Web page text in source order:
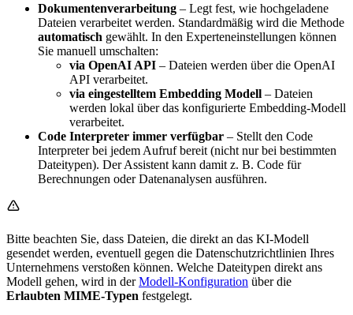
Dokumentenverarbeitung – Legt fest, wie hochgeladene
Dateien verarbeitet werden. Standardmäßig wird die Methode
automatisch gewählt. In den Experteneinstellungen können
Sie manuell umschalten:
via OpenAI API – Dateien werden über die OpenAI
API verarbeitet.
via eingestelltem Embedding Modell – Dateien
werden lokal über das konfigurierte Embedding-Modell
verarbeitet.
Code Interpreter immer verfügbar – Stellt den Code
Interpreter bei jedem Aufruf bereit (nicht nur bei bestimmten
Dateitypen). Der Assistent kann damit z. B. Code für
Berechnungen oder Datenanalysen ausführen.
Bitte beachten Sie, dass Dateien, die direkt an das KI-Modell
gesendet werden, eventuell gegen die Datenschutzrichtlinien Ihres
Unternehmens verstoßen können. Welche Dateitypen direkt ans
Modell gehen, wird in derModell-Konfiguration über die
Erlaubten MIME-Typen festgelegt.